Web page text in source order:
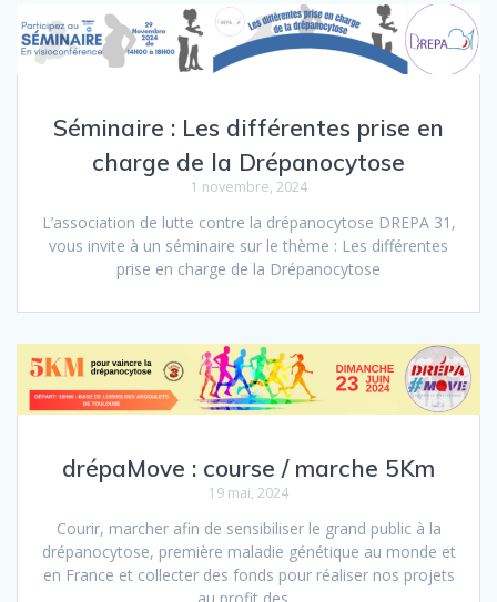
Séminaire : Les différentes prise en
charge de la Drépanocytose
1 novembre, 2024
L’association de lutte contre la drépanocytose DREPA 31,
vous invite à un séminaire sur le thème : Les différentes
prise en charge de la Drépanocytose
drépaMove : course / marche 5Km
19 mai, 2024
Courir, marcher afin de sensibiliser le grand public à la
drépanocytose, première maladie génétique au monde et
en France et collecter des fonds pour réaliser nos projets